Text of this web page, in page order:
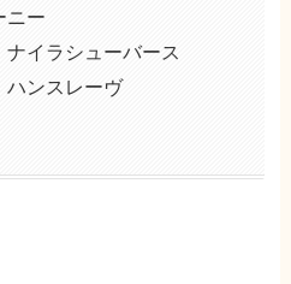
ニー
ナイラシューバース
ハンスレーヴ